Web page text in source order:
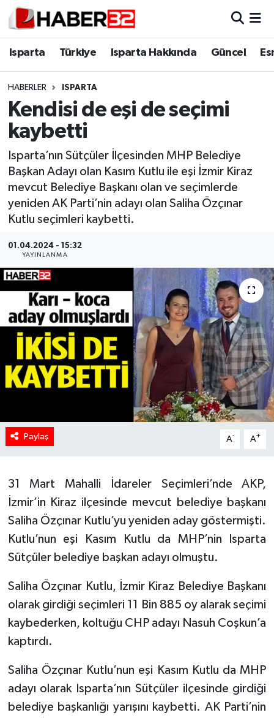
Isparta Türkiye Isparta Hakkında Güncel
HABERLER ISPARTA
Kendisi de eşi de seçimi
kaybetti
Isparta’nın Sütçüler İlçesinden MHP Belediye
Başkan Adayı olan Kasım Kutlu ile eşi İzmir Kiraz
mevcut Belediye Başkanı olan ve seçimlerde
yeniden AK Parti’nin adayı olan Saliha Özçınar
Kutlu seçimleri kaybetti.
01.04.2024 - 15:32
YAYINLANMA
Paylaş A- A+
31 Mart Mahalli İdareler Seçimleri’nde AKP,
İzmir’in Kiraz ilçesinde mevcut belediye başkanı
Saliha Özçınar Kutlu’yu yeniden aday göstermişti.
Kutlu’nun eşi Kasım Kutlu da MHP’nin Isparta
Sütçüler belediye başkan adayı olmuştu.
Saliha Özçınar Kutlu, İzmir Kiraz Belediye Başkanı
olarak girdiği seçimleri 11 Bin 885 oy alarak seçimi
kaybederken, koltuğu CHP adayı Nasuh Coşkun’a
kaptırdı.
Saliha Özçınar Kutlu’nun eşi Kasım Kutlu da MHP
adayı olarak Isparta’nın Sütçüler ilçesinde girdiği
belediye başkanlığı yarışını kaybetti. AK Parti’nin
Isparta
Esnaf Diyor ki;
ASAYİŞ
BİLİM VE TEKNOLOJİ
EĞİTİM
HABERDE İNSAN
İlginç
KÜLTÜR SANAT
MAGAZİN
Oyun
RESMİ İLANLAR
SAĞLIK
Spor
Tarihi Yapılarımız
Teknoloji
Türkiye
Yerel
İletişim
Isparta Nöbetçi Eczaneler
Isparta Trafik Yoğunluk Haritası
Süper Lig Puan Durumu ve Fikstür
Tüm Manşetler
Son Dakika Haberleri